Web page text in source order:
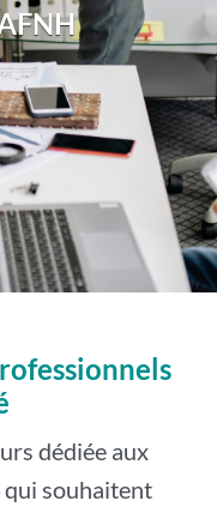
dédiée aux
qui souhaitent